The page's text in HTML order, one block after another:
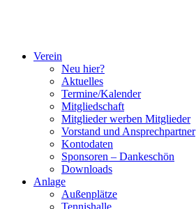
Verein
Neu hier?
Aktuelles
Termine/Kalender
Mitgliedschaft
Mitglieder werben Mitglieder
Vorstand und Ansprechpartner
Kontodaten
Sponsoren – Dankeschön
Downloads
Anlage
Außenplätze
Tennishalle